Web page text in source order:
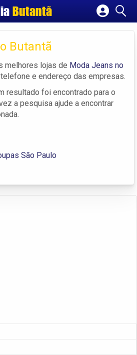
Butantã
Cadastrar empresa
Fazer login
Criar conta
Butantã
melhores lojas de Moda Jeans no
e endereço das empresas.
resultado foi encontrado para o
a pesquisa ajude a encontrar
São Paulo